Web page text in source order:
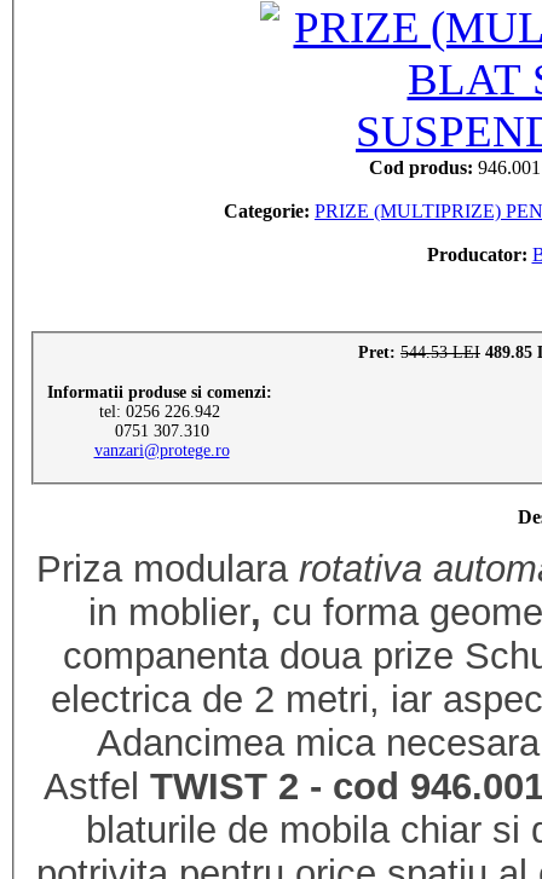
Cod produs:
Categorie: PRIZE (MULTIPRIZE)
Producator:
Pret: 544.53 LEI 489.85
Informatii produse si comenzi:
tel: 0256 226.942
0751 307.310
vanzari@protege.ro
Priza modulara rotativa
in moblier, cu forma
companenta doua prize
electrica de 2 metri, iar
Adancimea mica
Astfel TWIST 2 - cod
blaturile de mobila chiar si